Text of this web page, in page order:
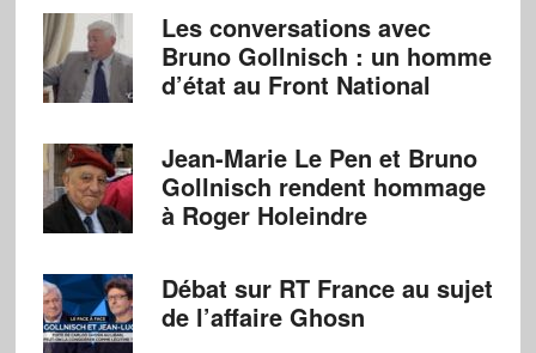
Les conversations avec
Bruno Gollnisch : un homme
d’état au Front National
Jean-Marie Le Pen et Bruno
Gollnisch rendent hommage
à Roger Holeindre
Débat sur RT France au sujet
de l’affaire Ghosn